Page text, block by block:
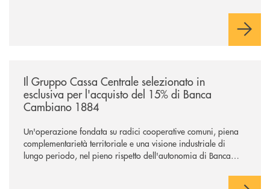
comuni e sulla prossimità ai territori, per ampliare l’offerta e
Il Gruppo Cassa Centrale selezionato in
esclusiva per l'acquisto del 15% di Banca
Cambiano 1884
Un'operazione fondata su radici cooperative comuni, piena
complementarietà territoriale e una visione industriale di
lungo periodo, nel pieno rispetto dell'autonomia di Banca
negoziazione esclusiva per la finalizzazione dell’operazione.